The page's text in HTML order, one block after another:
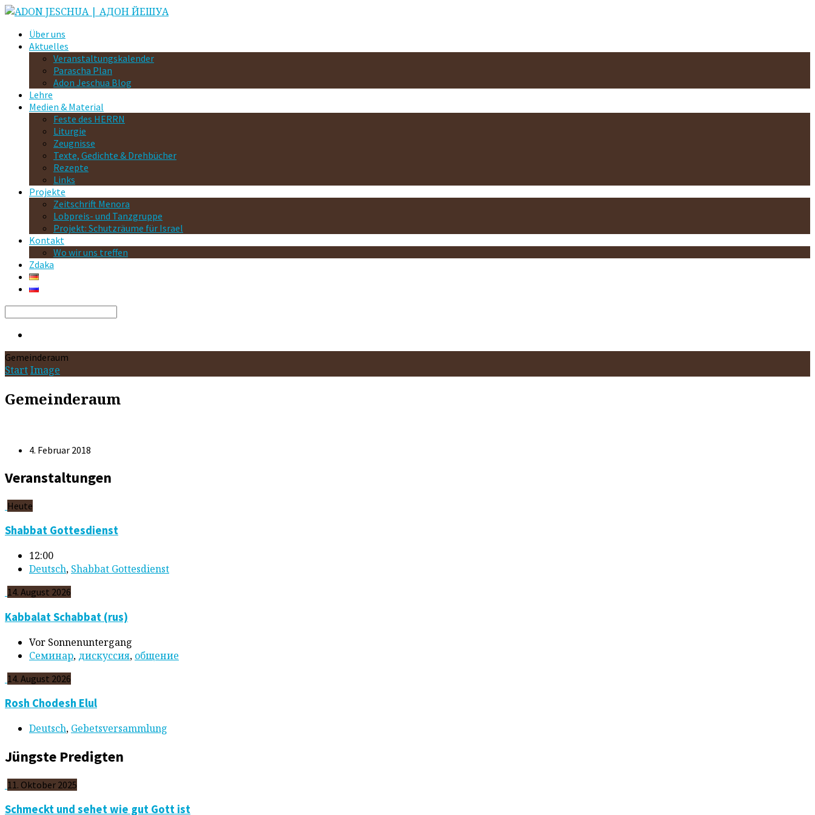
Über uns
Aktuelles
Veranstaltungskalender
Parascha Plan
Adon Jeschua Blog
Lehre
Medien & Material
Feste des HERRN
Liturgie
Zeugnisse
Texte, Gedichte & Drehbücher
Rezepte
Links
Projekte
Zeitschrift Menora
Lobpreis- und Tanzgruppe
Projekt: Schutzräume für Israel
Kontakt
Wo wir uns treffen
Zdaka
Search
Gemeinderaum
StartImage
Gemeinderaum
4. Februar 2018
Veranstaltungen
Heute
Shabbat Gottesdienst
12:00
Deutsch, Shabbat Gottesdienst
14. August 2026
Kabbalat Schabbat (rus)
Vor Sonnenuntergang
Cеминар, дискуссия, общение
14. August 2026
Rosh Chodesh Elul
Deutsch, Gebetsversammlung
Jüngste Predigten
11. Oktober 2025
Schmeckt und sehet wie gut Gott ist